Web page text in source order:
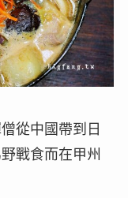
從中國帶到日
戰食而在甲州